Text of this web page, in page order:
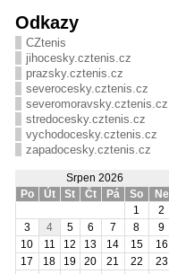
Odkazy
CZtenis
jihocesky.cztenis.cz
prazsky.cztenis.cz
severocesky.cztenis.cz
severomoravsky.cztenis.cz
stredocesky.cztenis.cz
vychodocesky.cztenis.cz
zapadocesky.cztenis.cz
Srpen 2026
Po
Út St Čt Pá So
Ne
1
2
3
4 5 6 7 8
9
10
11 12 13 14 15
16
17
18 19 20 21 22
23